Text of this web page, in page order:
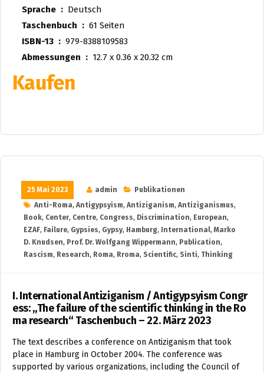
Sprache ‏ : ‎ Deutsch
Taschenbuch ‏ : ‎ 61 Seiten
ISBN-13 ‏ : ‎ 979-8388109583
Abmessungen ‏ : ‎ 12.7 x 0.36 x 20.32 cm
Kaufen
25 Mai 2023 admin
Publikationen
Anti-Roma, Antigypsyism, Antiziganism, Antiziganismus,
Book, Center, Centre, Congress, Discrimination, European,
EZAF, Failure, Gypsies, Gypsy, Hamburg, International, Marko
D. Knudsen, Prof. Dr. Wolfgang Wippermann, Publication,
Rascism, Research, Roma, Rroma, Scientific, Sinti, Thinking
I. International Antiziganism / Antigypsyism Congr
ess: „The failure of the scientific thinking in the Ro
ma research“ Taschenbuch – 22. März 2023
The text describes a conference on Antiziganism that took
place in Hamburg in October 2004. The conference was
supported by various organizations, including the Council of